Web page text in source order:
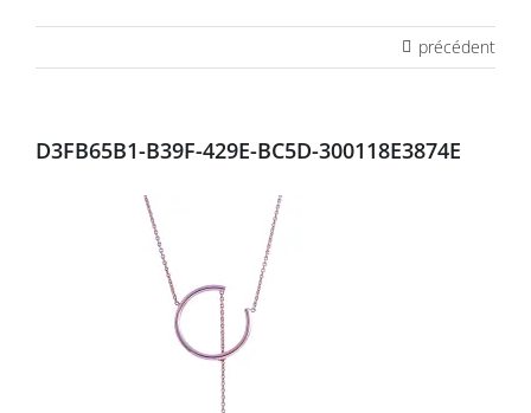
précédent
D3FB65B1-B39F-429E-BC5D-300118E3874E